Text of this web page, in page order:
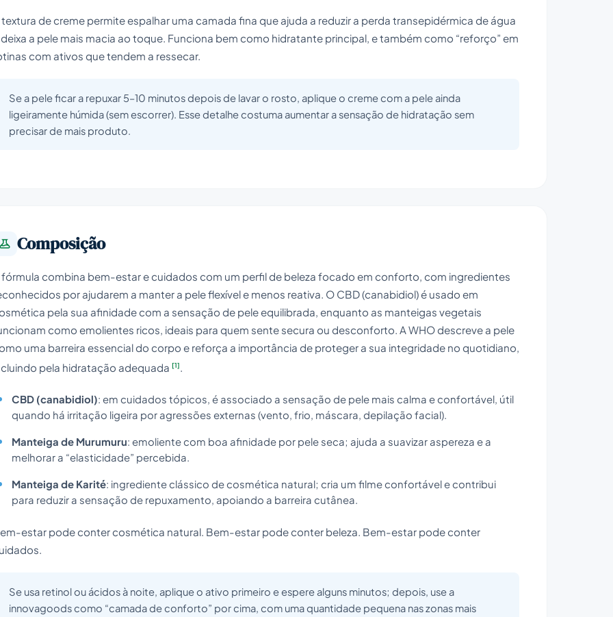
textura de creme permite espalhar uma camada fina que ajuda a reduzir a perda transepidérmica de água
a pele mais macia ao toque. Funciona bem como hidratante principal, e também como “reforço” em
com ativos que tendem a ressecar.
Se a pele ficar a repuxar 5–10 minutos depois de lavar o rosto, aplique o creme com a pele ainda
ligeiramente húmida (sem escorrer). Esse detalhe costuma aumentar a sensação de hidratação sem
precisar de mais produto.
Composição
fórmula combina bem-estar e cuidados com um perfil de beleza focado em conforto, com ingredientes
por ajudarem a manter a pele flexível e menos reativa. O CBD (canabidiol) é usado em
pela sua afinidade com a sensação de pele equilibrada, enquanto as manteigas vegetais
como emolientes ricos, ideais para quem sente secura ou desconforto. A WHO descreve a pele
uma barreira essencial do corpo e reforça a importância de proteger a sua integridade no quotidiano,
pela hidratação adequada [1]
CBD (canabidiol): em cuidados tópicos, é associado a sensação de pele mais calma e confortável, útil
quando há irritação ligeira por agressões externas (vento, frio, máscara, depilação facial).
Manteiga de Murumuru: emoliente com boa afinidade por pele seca; ajuda a suavizar aspereza e a
melhorar a “elasticidade” percebida.
Manteiga de Karité: ingrediente clássico de cosmética natural; cria um filme confortável e contribui
para reduzir a sensação de repuxamento, apoiando a barreira cutânea.
estar pode conter cosmética natural. Bem-estar pode conter beleza. Bem-estar pode conter
Se usa retinol ou ácidos à noite, aplique o ativo primeiro e espere alguns minutos; depois, use a
innovagoods como “camada de conforto” por cima, com uma quantidade pequena nas zonas mais